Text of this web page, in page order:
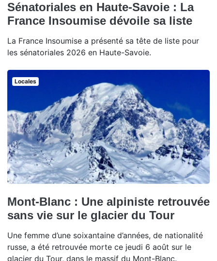
Sénatoriales en Haute-Savoie : La
France Insoumise dévoile sa liste
La France Insoumise a présenté sa tête de liste pour
les sénatoriales 2026 en Haute-Savoie.
Locales
Mont-Blanc : Une alpiniste retrouvée
sans vie sur le glacier du Tour
Une femme d’une soixantaine d’années, de nationalité
russe, a été retrouvée morte ce jeudi 6 août sur le
glacier du Tour, dans le massif du Mont-Blanc.